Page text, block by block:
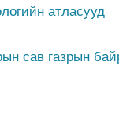
атласууд
сав газрын